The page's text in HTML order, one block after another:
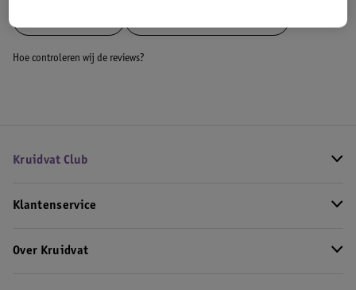
Hoe controleren wij de reviews?
Kruidvat Club
Klantenservice
Over Kruidvat